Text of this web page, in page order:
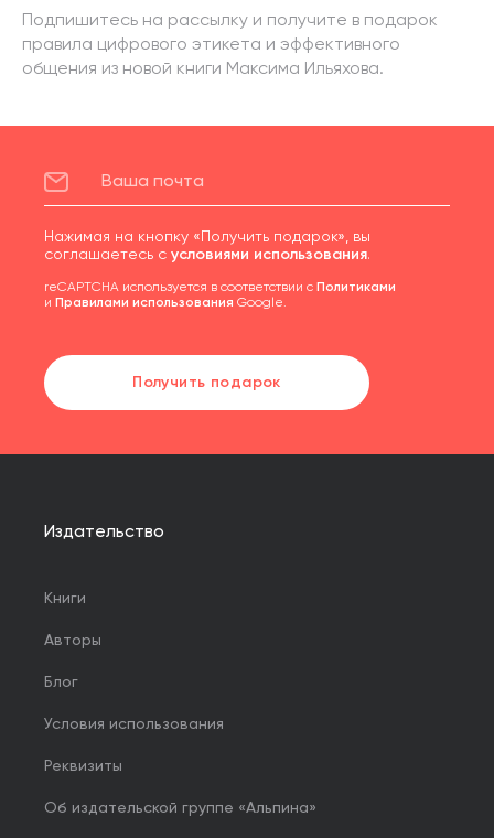
Подпишитесь на рассылку и получите в подарок
правила цифрового этикета и эффективного
общения из новой книги Максима Ильяхова.
Нажимая на кнопку «Получить подарок», вы
соглашаетесь с условиями использования.
reCAPTCHA используется в соответствии с Политиками
и Правилами использования Google.
Получить подарок
Издательство
Книги
Авторы
Блог
Условия использования
Реквизиты
Об издательской группе «Альпина»